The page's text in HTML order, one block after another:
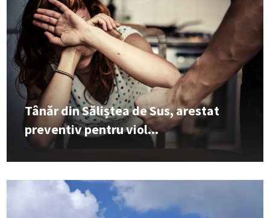
Tânăr din Săliștea de Sus, arestat
preventiv pentru viol...